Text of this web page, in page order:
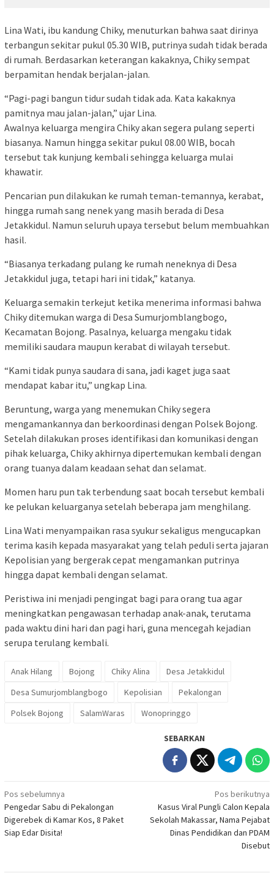
Lina Wati, ibu kandung Chiky, menuturkan bahwa saat dirinya
terbangun sekitar pukul 05.30 WIB, putrinya sudah tidak berada
di rumah. Berdasarkan keterangan kakaknya, Chiky sempat
berpamitan hendak berjalan-jalan.
“Pagi-pagi bangun tidur sudah tidak ada. Kata kakaknya
pamitnya mau jalan-jalan,” ujar Lina.
Awalnya keluarga mengira Chiky akan segera pulang seperti
biasanya. Namun hingga sekitar pukul 08.00 WIB, bocah
tersebut tak kunjung kembali sehingga keluarga mulai
khawatir.
Pencarian pun dilakukan ke rumah teman-temannya, kerabat,
hingga rumah sang nenek yang masih berada di Desa
Jetakkidul. Namun seluruh upaya tersebut belum membuahkan
hasil.
“Biasanya terkadang pulang ke rumah neneknya di Desa
Jetakkidul juga, tetapi hari ini tidak,” katanya.
Keluarga semakin terkejut ketika menerima informasi bahwa
Chiky ditemukan warga di Desa Sumurjomblangbogo,
Kecamatan Bojong. Pasalnya, keluarga mengaku tidak
memiliki saudara maupun kerabat di wilayah tersebut.
“Kami tidak punya saudara di sana, jadi kaget juga saat
mendapat kabar itu,” ungkap Lina.
Beruntung, warga yang menemukan Chiky segera
mengamankannya dan berkoordinasi dengan Polsek Bojong.
Setelah dilakukan proses identifikasi dan komunikasi dengan
pihak keluarga, Chiky akhirnya dipertemukan kembali dengan
orang tuanya dalam keadaan sehat dan selamat.
Momen haru pun tak terbendung saat bocah tersebut kembali
ke pelukan keluarganya setelah beberapa jam menghilang.
Lina Wati menyampaikan rasa syukur sekaligus mengucapkan
terima kasih kepada masyarakat yang telah peduli serta jajaran
Kepolisian yang bergerak cepat mengamankan putrinya
hingga dapat kembali dengan selamat.
Peristiwa ini menjadi pengingat bagi para orang tua agar
meningkatkan pengawasan terhadap anak-anak, terutama
pada waktu dini hari dan pagi hari, guna mencegah kejadian
serupa terulang kembali.
Anak Hilang Bojong Chiky Alina
Desa Jetakkidul
Desa Sumurjomblangbogo
Kepolisian
Pekalongan
Polsek Bojong
SalamWaras Wonopringgo
SEBARKAN
Navigasi
pos
Pos sebelumnya
Pengedar Sabu di Pekalongan
Digerebek di Kamar Kos, 8 Paket
Siap Edar Disita!
Pos berikutnya
Kasus Viral Pungli Calon Kepala
Sekolah Makassar, Nama Pejabat
Dinas Pendidikan dan PDAM
Disebut